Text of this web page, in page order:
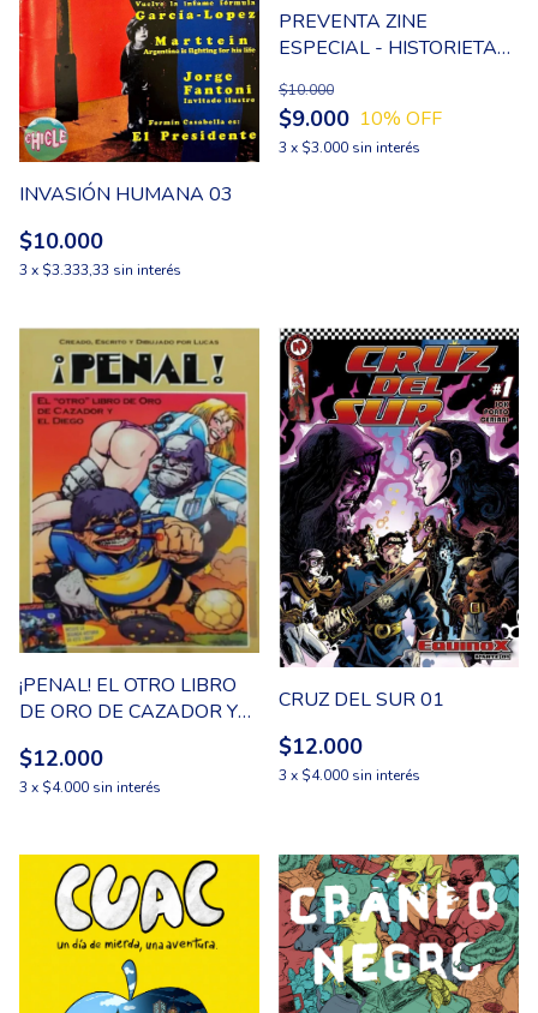
INVASIÓN HUMANA 03
$10.000
3 x $3.333,33 sin interés
PREVENTA ZINE
ESPECIAL - HISTORIETA
/ BISAGRA #1
$9.000
$10.000
10% OFF
3 x $3.000 sin interés
¡PENAL! EL OTRO LIBRO
DE ORO DE CAZADOR Y
$12.000
3 x $4.000 sin interés
CRUZ DEL SUR 01
$12.000
3 x $4.000 sin interés